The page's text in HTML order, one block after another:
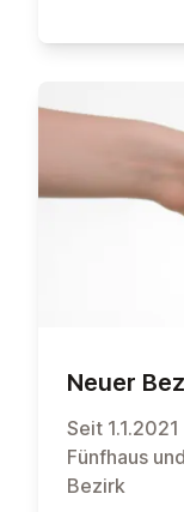
Neuer
Seit
Fünfhaus
Bezirk